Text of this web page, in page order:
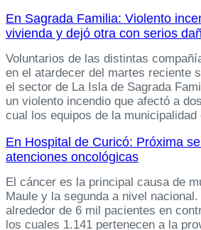
En Sagrada Familia: Violento
vivienda y dejó otra con serios
Voluntarios de las distintas
en el atardecer del martes reciente
el sector de La Isla de Sagrada
un violento incendio que afectó a
cual los equipos de la municipalidad
En Hospital de Curicó: Próxima
atenciones oncológicas
El cáncer es la principal causa de
Maule y la segunda a nivel
alrededor de 6 mil pacientes en
los cuales 1.141 pertenecen a la